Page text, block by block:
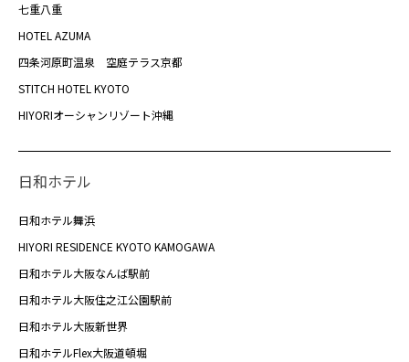
七重八重
HOTEL AZUMA
四条河原町温泉 空庭テラス京都
STITCH HOTEL KYOTO
HIYORIオーシャンリゾート沖縄
日和ホテル
日和ホテル舞浜
HIYORI RESIDENCE KYOTO KAMOGAWA
日和ホテル大阪なんば駅前
日和ホテル大阪住之江公園駅前
日和ホテル大阪新世界
日和ホテルFlex大阪道頓堀